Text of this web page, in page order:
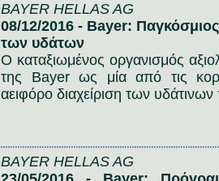
BAYER HELLAS AG
08/12/2016 - Bayer:
των υδάτων
Ο καταξιωμένος οργανισμός
της Bayer ως μία από τις
αειφόρο διαχείριση των
BAYER HELLAS AG